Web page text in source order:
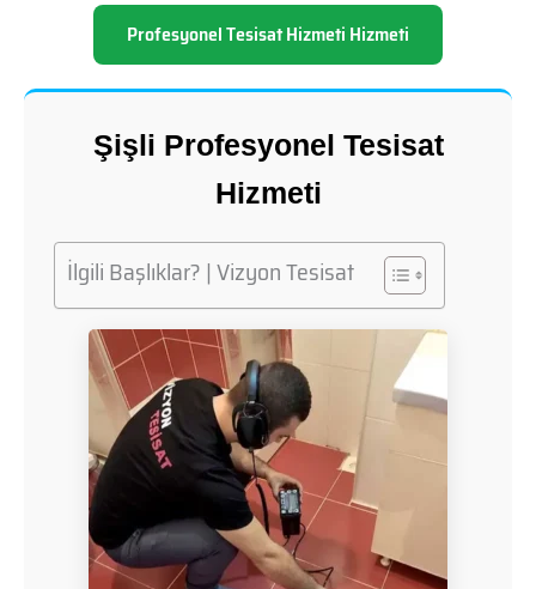
Profesyonel Tesisat Hizmeti Hizmeti
Şişli Profesyonel Tesisat
Hizmeti
İlgili Başlıklar? | Vizyon Tesisat